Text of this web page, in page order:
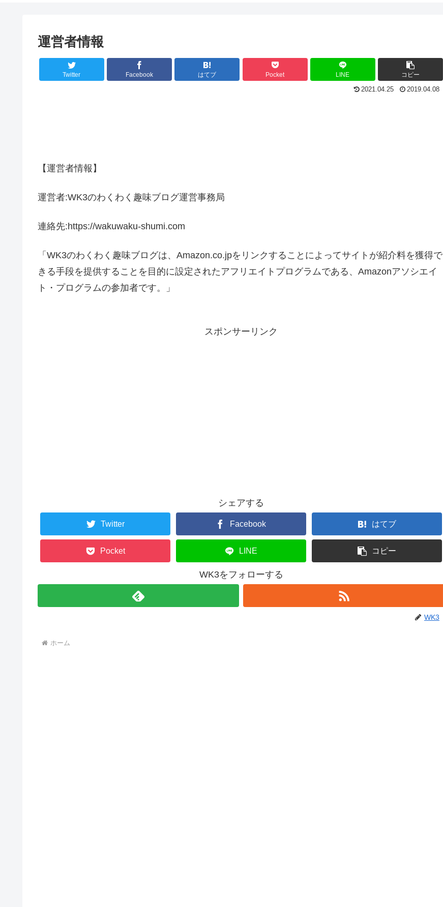
運営者情報
Twitter Facebook はてブ Pocket LINE コピー
2021.04.25 2019.04.08
【運営者情報】
運営者:WK3のわくわく趣味ブログ運営事務局
連絡先:https://wakuwaku-shumi.com
「WK3のわくわく趣味ブログは、Amazon.co.jpをリンクすることによってサイトが紹介料を獲得で
きる手段を提供することを目的に設定されたアフリエイトプログラムである、Amazonアソシエイ
ト・プログラムの参加者です。」
スポンサーリンク
シェアする
Twitter Facebook はてブ
Pocket LINE コピー
WK3をフォローする
WK3
ホーム